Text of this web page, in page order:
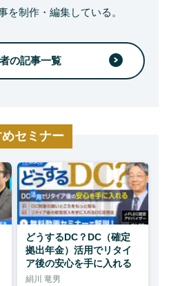
を制作・編集している。
の記事一覧
セミナー
どうするDC？DC（確定
拠出年金）活用でリタイ
ア後の安心を手に入れる
絹川 竜男